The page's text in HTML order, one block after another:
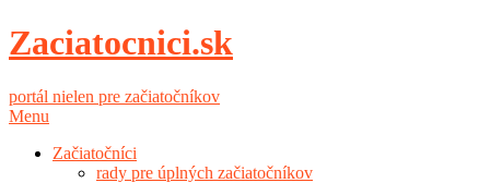
Zaciatocnici.sk
portál nielen pre začiatočníkov
Menu
Začiatočníci
rady pre úplných začiatočníkov